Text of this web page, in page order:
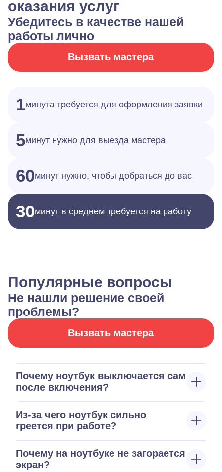
оказания услуг
Убедитесь в качестве нашей
работы лично
Вызвать мастера
1минута требуется для оформления заявки
5минут нужно для выезда мастера
60минут нужно, чтобы добраться до вас
30минут в среднем требуется на работу
Популярные вопросы
Не нашли решение своей
проблемы?
Вызвать мастера
Почему ноутбук выключается сам
после включения?
Из-за чего ноутбук сильно
греется при работе?
Почему на ноутбуке не загорается
экран?